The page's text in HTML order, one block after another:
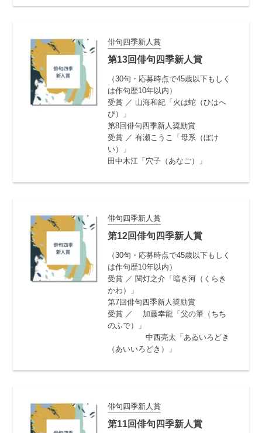
俳句四季新人賞
第13回俳句四季新人賞
（30句・応募時点で45歳以下もしく
は作句歴10年以内）
受賞 ／ 山海和紀「火は蛇（ひはへ
び）」
第8回俳句四季新人奨励賞
受賞 ／ 有瀬こうこ「母系（ぼけ
い）」
田中木江「穴子（あなご）」
俳句四季新人賞
第12回俳句四季新人賞
（30句・応募時点で45歳以下もしく
は作句歴10年以内）
受賞 ／ 関灯之介「暗き河（くらき
かわ）」
第7回俳句四季新人奨励賞
受賞 ／ 加藤幸龍「父の筆（ちち
のふで）」
中西亮太「あゐいろどき
（あいいろどき）」
俳句四季新人賞
第11回俳句四季新人賞